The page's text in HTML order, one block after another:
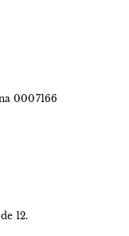
0007166
12.